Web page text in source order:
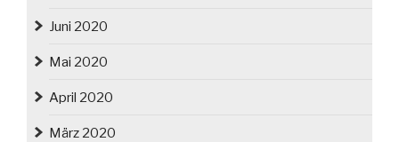
Juni 2020
Mai 2020
April 2020
März 2020